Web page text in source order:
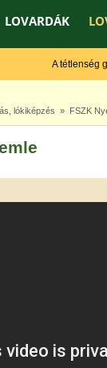
LOVARDÁK
A tétlenség
lókiképzés » FSZK